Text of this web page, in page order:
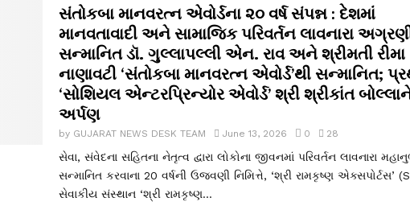
સંતોકબા માનવરત્ન એવોર્ડના ૨૦ વર્ષ સંપન્ન : દેશમાં
માનવતાવાદી અને સામાજિક પરિવર્તન લાવનારા
સન્માનિત ડૉ. ગુલ્લાપલ્લી એન. રાવ અને શ્રીમતી રીમા
નાણાવટી ‘સંતોકબા માનવરત્ન એવોર્ડ’થી સન્માનિત;
‘સોશિયલ એન્ટરપ્રિન્યોર એવોર્ડ’ શ્રી શ્રીકાંત
અર્પણ
by GUJARAT NEWS DESK TEAM June 13, 2026 0 28
સેવા, સંવેદના સહિતના નેતૃત્વ દ્વારા લોકોના જીવનમાં પરિવર્તન લાવનારા
સન્માનિત કરવાના 20 વર્ષની ઉજવણી નિમિત્તે, ‘શ્રી રામકૃષ્ણ એક્સપોર્ટસ’
સેવાકીય સંસ્થાન ‘શ્રી રામકૃષ્ણ...